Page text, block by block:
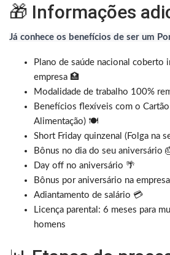
🎁 Informações
Já conhece os benefícios de ser um
Plano de saúde nacional coberto
empresa 🏥
Modalidade de trabalho 100%
Benefícios flexíveis com o
Alimentação) 🍽️
Short Friday quinzenal (Folga na
Bônus no dia do seu aniversário
Day off no aniversário 🌴
Bônus por aniversário na
Adiantamento de salário 💳
Licença parental: 6 meses para
homens